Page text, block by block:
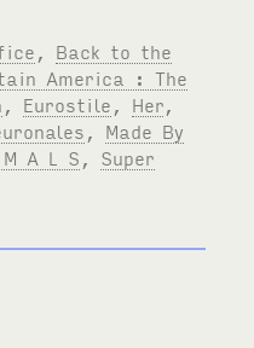
Back to the
America : The
Eurostile Her
Made By
A L S
Super